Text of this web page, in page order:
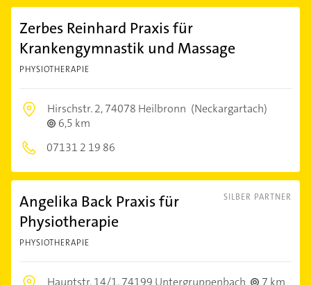
Zerbes Reinhard Praxis für
Krankengymnastik und Massage
PHYSIOTHERAPIE
Hirschstr. 2,74078 Heilbronn (Neckargartach)
6,5 km
07131 2 19 86
SILBER PARTNER
Angelika Back Praxis für
Physiotherapie
PHYSIOTHERAPIE